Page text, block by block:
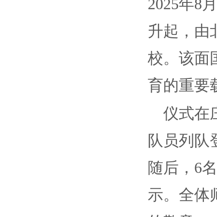
2025年8
升起，由
校。该面
育的重要
仪式在
队员列队
随后，6
示。全体